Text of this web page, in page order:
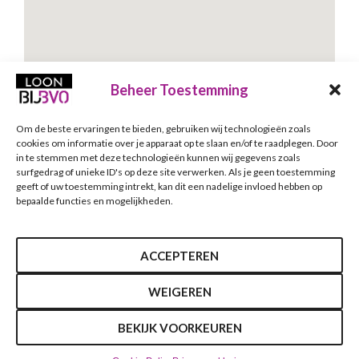
Beheer Toestemming
Om de beste ervaringen te bieden, gebruiken wij technologieën zoals
cookies om informatie over je apparaat op te slaan en/of te raadplegen. Door
in te stemmen met deze technologieën kunnen wij gegevens zoals
surfgedrag of unieke ID's op deze site verwerken. Als je geen toestemming
geeft of uw toestemming intrekt, kan dit een nadelige invloed hebben op
bepaalde functies en mogelijkheden.
ACCEPTEREN
WEIGEREN
BEKIJK VOORKEUREN
Schrijf je in voor onze nieuwsbrief
Nieuwsbrief
E-mailadres*
2020 LoonBIJBVO |Algemene voorwaarden